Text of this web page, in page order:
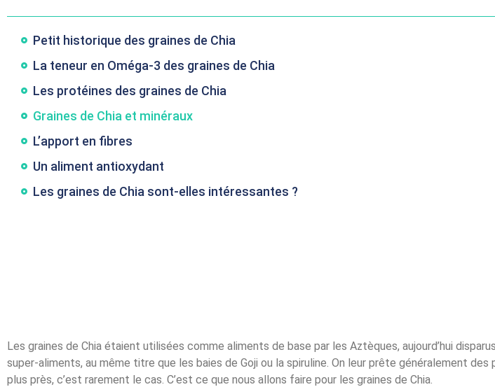
Petit historique des graines de Chia
La teneur en Oméga-3 des graines de Chia
Les protéines des graines de Chia
Graines de Chia et minéraux
L’apport en fibres
Un aliment antioxydant
Les graines de Chia sont-elles intéressantes ?
Les graines de Chia étaient utilisées comme aliments de base par les Aztèques, aujourd’hui
super-aliments, au même titre que les baies de Goji ou la spiruline. On leur prête généralement
plus près, c’est rarement le cas. C’est ce que nous allons faire pour les graines de Chia.